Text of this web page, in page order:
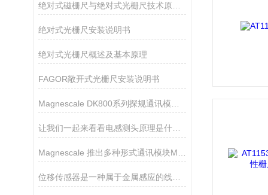
绝对式磁栅尺与绝对式光栅尺技术原理及区别
绝对式光栅尺安装说明书
绝对式光栅尺概述及基本原理
FAGOR敞开式光栅尺安装说明书
让我们一起来看看电感测头原理是什么？
位移传感器是一种属于金属感应的线性器件